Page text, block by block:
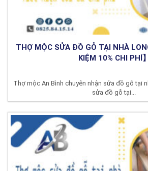
THỢ MỘC SỬA ĐỒ GỖ TẠI NHÀ
KIỆM 10% CHI PHÍ】
Thợ mộc An Bình chuyên nhận sửa đồ gỗ tại
sửa đồ gỗ tại...